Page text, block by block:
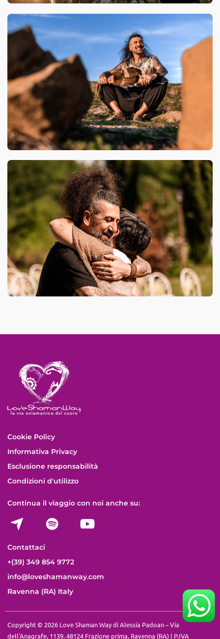
Cookie Policy
Informativa Privacy
Esclusione responsabilità
Condizioni d'utilizzo
Continua il viaggio con noi anche su:
Contattaci
+(39) 349 854 9772
info@loveshamanway.com
Ravenna (RA) Italy
Copyright © 2026 Love Shaman Way di Alessia Padoan – Via
dell'Anagrafe, 1139, 48124 Frazione prima, Ravenna (RA) | P.IVA